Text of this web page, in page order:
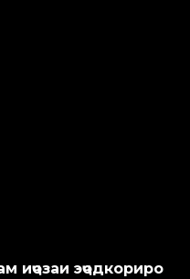
иҷозаи эҷодкориро